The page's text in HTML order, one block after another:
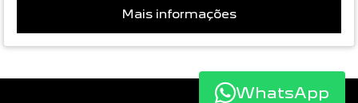
Mais informações
WhatsApp